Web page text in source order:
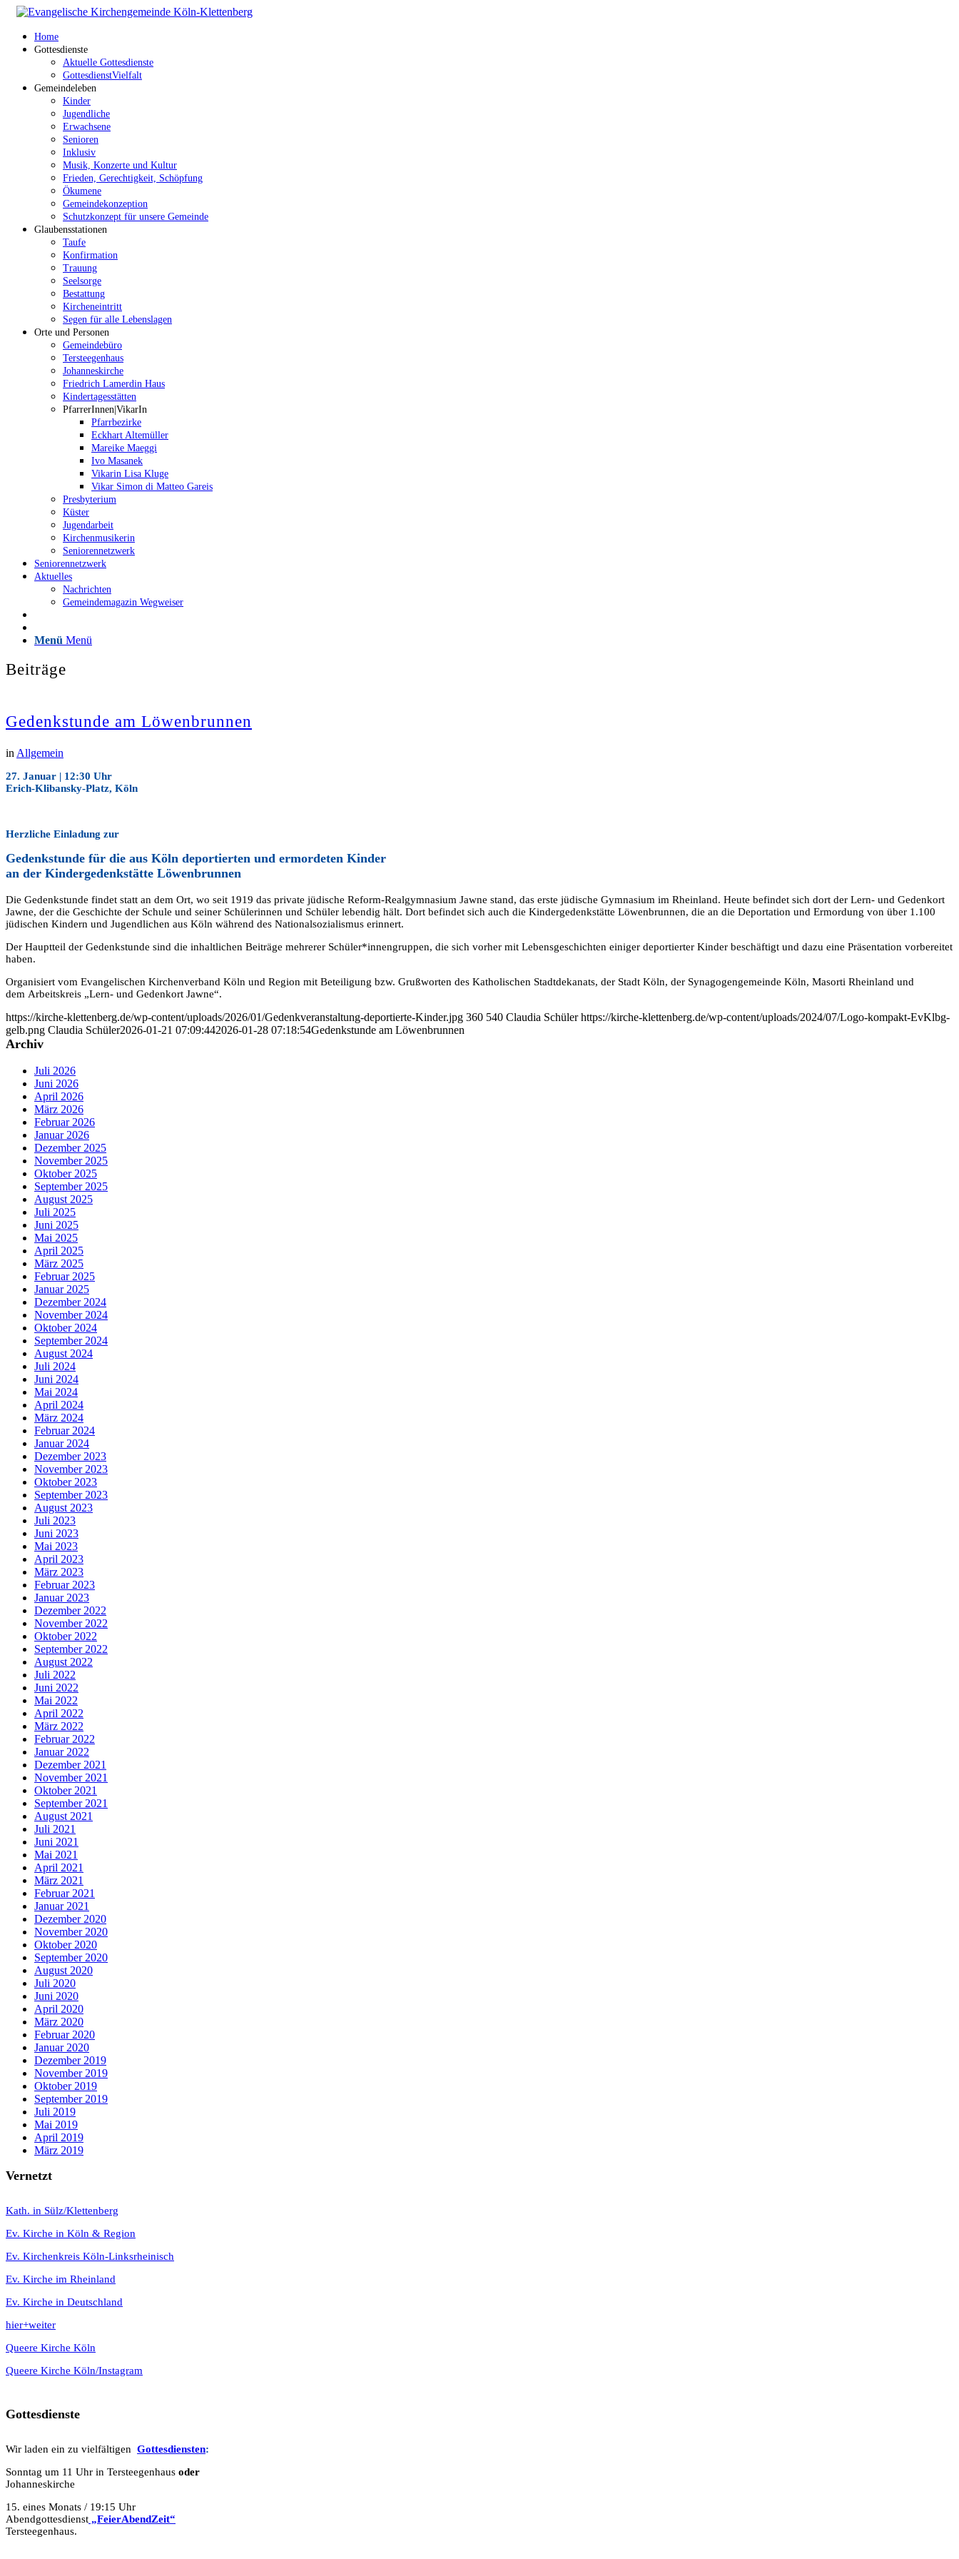
Home
Gottesdienste
Aktuelle Gottesdienste
GottesdienstVielfalt
Gemeindeleben
Kinder
Jugendliche
Erwachsene
Senioren
Inklusiv
Musik, Konzerte und Kultur
Frieden, Gerechtigkeit, Schöpfung
Ökumene
Gemeindekonzeption
Schutzkonzept für unsere Gemeinde
Glaubensstationen
Taufe
Konfirmation
Trauung
Seelsorge
Bestattung
Kircheneintritt
Segen für alle Lebenslagen
Orte und Personen
Gemeindebüro
Tersteegenhaus
Johanneskirche
Friedrich Lamerdin Haus
Kindertagesstätten
PfarrerInnen|VikarIn
Pfarrbezirke
Eckhart Altemüller
Mareike Maeggi
Ivo Masanek
Vikarin Lisa Kluge
Vikar Simon di Matteo Gareis
Presbyterium
Küster
Jugendarbeit
Kirchenmusikerin
Seniorennetzwerk
Seniorennetzwerk
Aktuelles
Nachrichten
Gemeindemagazin Wegweiser
Menü Menü
Beiträge
Gedenkstunde am Löwenbrunnen
in Allgemein
27. Januar | 12:30 Uhr
Erich-Klibansky-Platz, Köln
Herzliche Einladung zur
Gedenkstunde für die aus Köln deportierten und ermordeten Kinder
an der Kindergedenkstätte Löwenbrunnen
Die Gedenkstunde findet statt an dem Ort, wo seit 1919 das private jüdische Reform-Realgymnasium Jawne stand, das erste jüdische Gymnasium im Rheinland. Heute befindet sich dort der Lern- und Gedenkort
Jawne, der die Geschichte der Schule und seiner Schülerinnen und Schüler lebendig hält. Dort befindet sich auch die Kindergedenkstätte Löwenbrunnen, die an die Deportation und Ermordung von über 1.100
jüdischen Kindern und Jugendlichen aus Köln während des Nationalsozialismus erinnert.
Der Hauptteil der Gedenkstunde sind die inhaltlichen Beiträge mehrerer Schüler*innengruppen, die sich vorher mit Lebensgeschichten einiger deportierter Kinder beschäftigt und dazu eine Präsentation vorbereitet
haben.
Organisiert vom Evangelischen Kirchenverband Köln und Region mit Beteiligung bzw. Grußworten des Katholischen Stadtdekanats, der Stadt Köln, der Synagogengemeinde Köln, Masorti Rheinland und
dem Arbeitskreis „Lern- und Gedenkort Jawne“.
https://kirche-klettenberg.de/wp-content/uploads/2026/01/Gedenkveranstaltung-deportierte-Kinder.jpg 360 540 Claudia Schüler https://kirche-klettenberg.de/wp-content/uploads/2024/07/Logo-kompakt-EvKlbg-
gelb.png Claudia Schüler2026-01-21 07:09:442026-01-28 07:18:54Gedenkstunde am Löwenbrunnen
Archiv
Juli 2026
Juni 2026
April 2026
März 2026
Februar 2026
Januar 2026
Dezember 2025
November 2025
Oktober 2025
September 2025
August 2025
Juli 2025
Juni 2025
Mai 2025
April 2025
März 2025
Februar 2025
Januar 2025
Dezember 2024
November 2024
Oktober 2024
September 2024
August 2024
Juli 2024
Juni 2024
Mai 2024
April 2024
März 2024
Februar 2024
Januar 2024
Dezember 2023
November 2023
Oktober 2023
September 2023
August 2023
Juli 2023
Juni 2023
Mai 2023
April 2023
März 2023
Februar 2023
Januar 2023
Dezember 2022
November 2022
Oktober 2022
September 2022
August 2022
Juli 2022
Juni 2022
Mai 2022
April 2022
März 2022
Februar 2022
Januar 2022
Dezember 2021
November 2021
Oktober 2021
September 2021
August 2021
Juli 2021
Juni 2021
Mai 2021
April 2021
März 2021
Februar 2021
Januar 2021
Dezember 2020
November 2020
Oktober 2020
September 2020
August 2020
Juli 2020
Juni 2020
April 2020
März 2020
Februar 2020
Januar 2020
Dezember 2019
November 2019
Oktober 2019
September 2019
Juli 2019
Mai 2019
April 2019
März 2019
Vernetzt
Kath. in Sülz/Klettenberg
Ev. Kirche in Köln & Region
Ev. Kirchenkreis Köln-Linksrheinisch
Ev. Kirche im Rheinland
Ev. Kirche in Deutschland
hier+weiter
Queere Kirche Köln
Queere Kirche Köln/Instagram
Gottesdienste
Wir laden ein zu vielfältigen Gottesdiensten:
Sonntag um 11 Uhr in Tersteegenhaus oder
Johanneskirche
15. eines Monats / 19:15 Uhr
Abendgottesdienst „FeierAbendZeit“
Tersteegenhaus.